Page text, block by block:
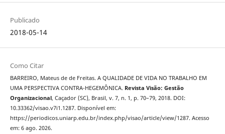
Publicado
2018-05-14
Como Citar
BARREIRO, Mateus de de Freitas. A QUALIDADE DE VIDA NO TRABALHO EM
UMA PERSPECTIVA CONTRA-HEGEMÔNICA. Revista Visão: Gestão
Organizacional, Caçador (SC), Brasil, v. 7, n. 1, p. 70–79, 2018. DOI:
10.33362/visao.v7i1.1287. Disponível em:
https://periodicos.uniarp.edu.br/index.php/visao/article/view/1287. Acesso
em: 6 ago. 2026.